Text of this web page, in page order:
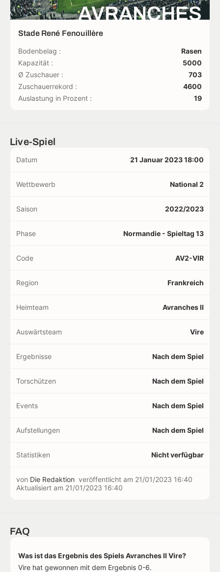
AVRANCHES
Stade René Fenouillère
Bodenbelag :
Rasen
Kapazität :
5000
Ø Zuschauer :
703
Zuschauerrekord :
4600
Auslastung in Prozent :
19
Live-Spiel
Datum 21 Januar 2023 18:00
Wettbewerb National 2
Saison 2022/2023
Phase Normandie - Spieltag 13
Code AV2-VIR
Region Frankreich
Heimteam Avranches II
Auswärtsteam Vire
Ergebnisse Nach dem Spiel
Torschützen Nach dem Spiel
Events Nach dem Spiel
Aufstellungen Nach dem Spiel
Statistiken Nicht verfügbar
von Die Redaktion veröffentlicht am 21/01/2023 16:40
Aktualisiert am 21/01/2023 16:40
FAQ
Was ist das Ergebnis des Spiels Avranches II Vire?
Vire hat gewonnen mit dem Ergebnis 0-6.